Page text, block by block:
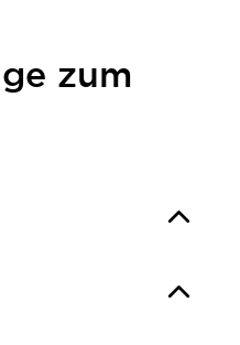
zum